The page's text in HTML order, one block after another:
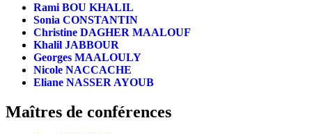
Rami BOU KHALIL
Sonia CONSTANTIN
Christine DAGHER MAALOUF
Khalil JABBOUR
Georges MAALOULY
Nicole NACCACHE
Eliane NASSER AYOUB
Maîtres de conférences